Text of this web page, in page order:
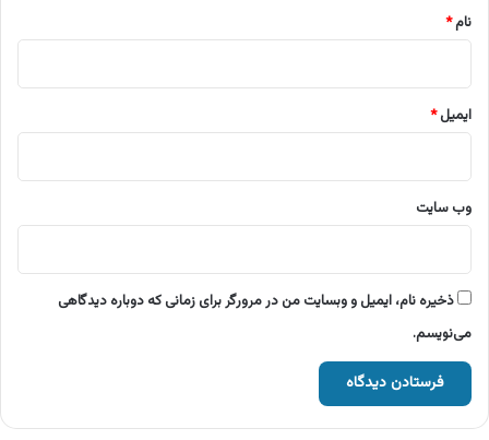
نام*
ایمیل*
وب‌ سایت
ذخیره نام، ایمیل و وبسایت من در مرورگر برای زمانی که دوباره دیدگاهی
می‌نویسم.